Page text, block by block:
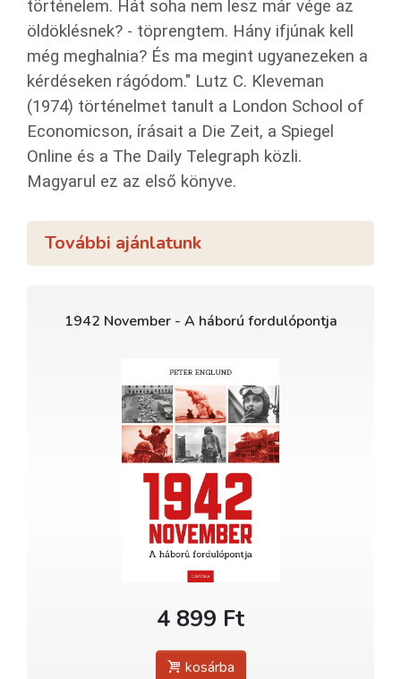
történelem. Hát soha nem lesz már vége az
öldöklésnek? - töprengtem. Hány ifjúnak kell
még meghalnia? És ma megint ugyanezeken a
kérdéseken rágódom." Lutz C. Kleveman
(1974) történelmet tanult a London School of
Economicson, írásait a Die Zeit, a Spiegel
Online és a The Daily Telegraph közli.
Magyarul ez az első könyve.
További ajánlatunk
1942 November - A háború fordulópontja
4 899 Ft
kosárba